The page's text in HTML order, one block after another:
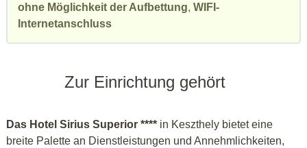
ohne Möglichkeit der Aufbettung, WIFI-
Internetanschluss
Zur Einrichtung gehört
Das Hotel Sirius Superior **** in Keszthely bietet eine
breite Palette an Dienstleistungen und Annehmlichkeiten,